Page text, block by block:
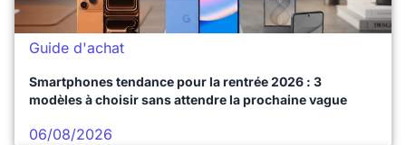
Guide d'achat
Smartphones tendance pour la rentrée 2026 : 3
modèles à choisir sans attendre la prochaine vague
06/08/2026